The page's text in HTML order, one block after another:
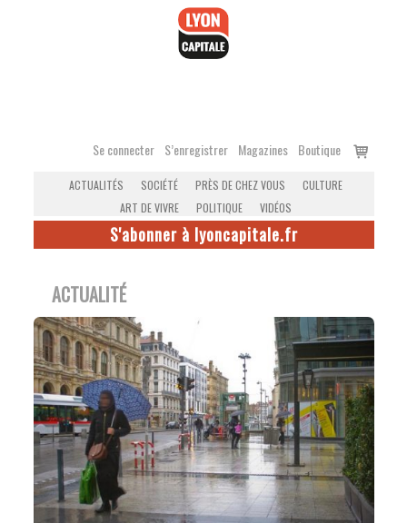
Se connecter S’enregistrer Magazines Boutique
Voir
ACTUALITÉS SOCIÉTÉ PRÈS DE CHEZ VOUS
CULTURE
ART DE VIVRE
POLITIQUE VIDÉOS
S'abonner à lyoncapitale.fr
ACTUALITÉ